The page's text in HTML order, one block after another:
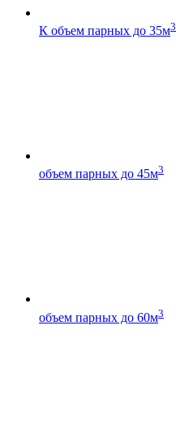
К объем парных до 35м3
объем парных до 45м3
объем парных до 60м3